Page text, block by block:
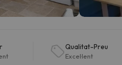
Qualitat-Preu
Excel·lent